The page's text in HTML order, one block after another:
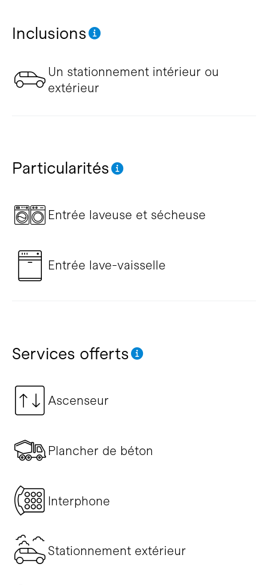
Inclusions
Un stationnement intérieur ou
extérieur
Particularités
Entrée laveuse et sécheuse
Entrée lave-vaisselle
Services offerts
Ascenseur
Plancher de béton
Interphone
Stationnement extérieur